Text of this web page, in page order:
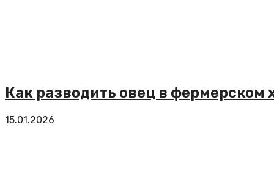
Как разводить овец в фермерском
15.01.2026